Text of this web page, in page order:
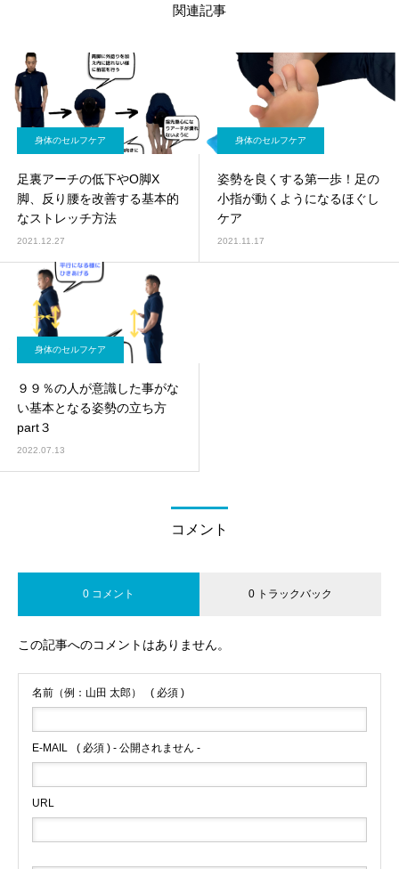
関連記事
身体のセルフケア
足裏アーチの低下やO脚X
脚、反り腰を改善する基本的
なストレッチ方法
2021.12.27
身体のセルフケア
姿勢を良くする第一歩！足の
小指が動くようになるほぐし
ケア
2021.11.17
身体のセルフケア
９９％の人が意識した事がな
い基本となる姿勢の立ち方
part３
2022.07.13
コメント
0 コメント 0 トラックバック
この記事へのコメントはありません。
名前（例：山田 太郎） ( 必須 )
E-MAIL ( 必須 ) - 公開されません -
URL